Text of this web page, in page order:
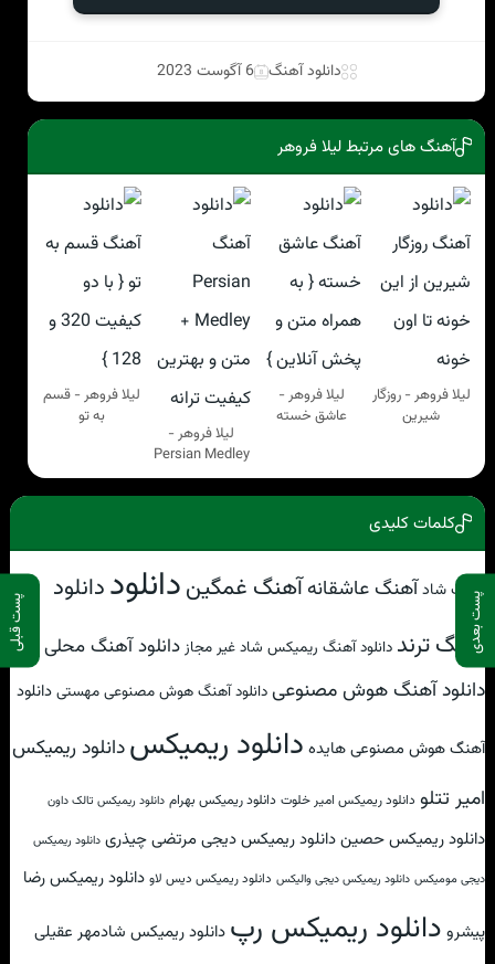
پست بعدی پست قبلی
دانلود آهنگ 6 آگوست 2023
آهنگ های مرتبط لیلا فروهر
لیلا فروهر - روزگار
شیرین
لیلا فروهر -
عاشق خسته
لیلا فروهر -
Persian Medley
لیلا فروهر - قسم
به تو
کلمات کلیدی
آهنگ شادآهنگ عاشقانهآهنگ غمگیندانلوددانلود
آهنگ ترند دانلود آهنگ ریمیکس شاد غیر مجاز دانلود آهنگ محلی
دانلود آهنگ هوش مصنوعیدانلود آهنگ هوش مصنوعی مهستیدانلود
آهنگ هوش مصنوعی هایده دانلود ریمیکسدانلود ریمیکس
امیر تتلو دانلود ریمیکس امیر خلوت دانلود ریمیکس بهرام دانلود ریمیکس تالک داون
دانلود ریمیکس حصیندانلود ریمیکس دیجی مرتضی چیذری دانلود ریمیکس
دیجی مومیکس دانلود ریمیکس دیجی والیکس دانلود ریمیکس دیس لاو دانلود ریمیکس رضا
پیشرو دانلود ریمیکس رپ دانلود ریمیکس شادمهر عقیلی